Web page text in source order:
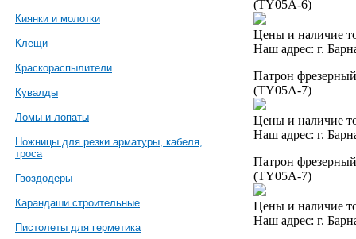
Киянки и молотки
Клещи
Краскораспылители
Кувалды
Ломы и лопаты
Ножницы для резки арматуры, кабеля,
троса
Гвоздодеры
Карандаши строительные
Пистолеты для герметика
(TY05A-6)
Цены и наличие
Наш адрес: г.
Патрон
(TY05A-7)
Цены и наличие
Наш адрес: г.
Патрон
(TY05A-7)
Цены и наличие
Наш адрес: г.